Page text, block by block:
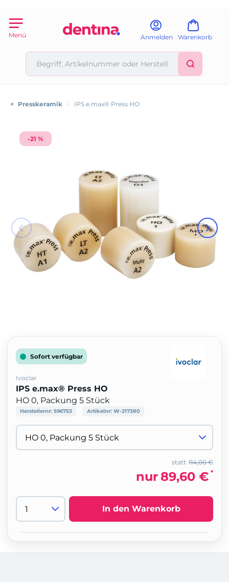
Menü Anmelden Warenkorb
< Presskeramik > IPS e.max® Press HO
-21 %
Sofort verfügbar
Ivoclar
IPS e.max® Press HO
HO 0, Packung 5 Stück
Herstellernr: 596753 Artikelnr: W-217380
114,00 €
statt
nur 89,60 € *
In den Warenkorb